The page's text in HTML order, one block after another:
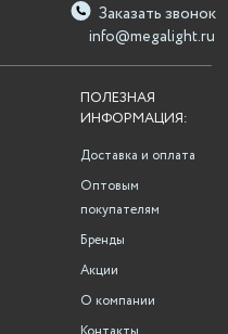
info@megalight.ru
Заказать звонок
ПОЛЕЗНАЯ
ИНФОРМАЦИЯ:
Доставка и оплата
Оптовым
покупателям
Бренды
Акции
О компании